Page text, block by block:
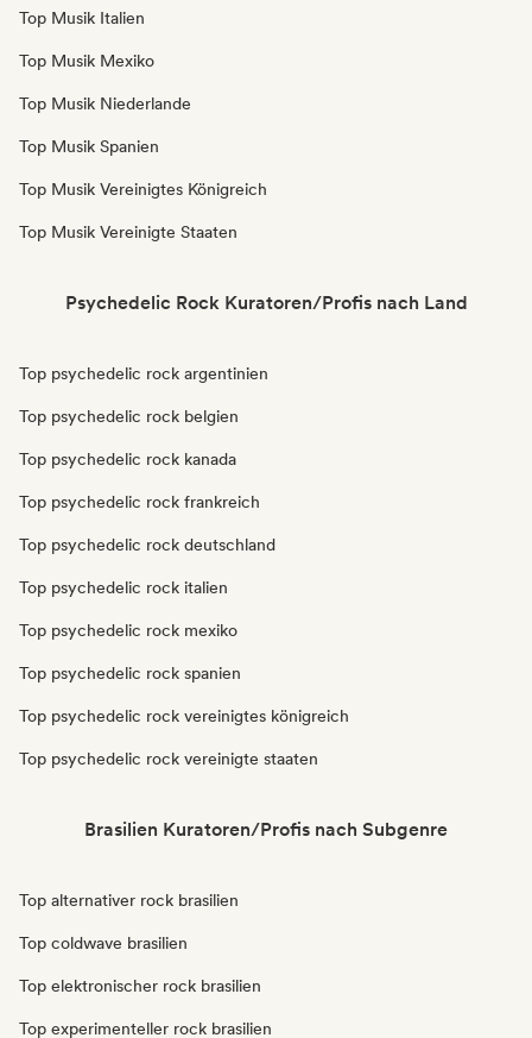
Top Musik Italien
Top Musik Mexiko
Top Musik Niederlande
Top Musik Spanien
Top Musik Vereinigtes Königreich
Top Musik Vereinigte Staaten
Psychedelic Rock Kuratoren/Profis nach Land
Top psychedelic rock argentinien
Top psychedelic rock belgien
Top psychedelic rock kanada
Top psychedelic rock frankreich
Top psychedelic rock deutschland
Top psychedelic rock italien
Top psychedelic rock mexiko
Top psychedelic rock spanien
Top psychedelic rock vereinigtes königreich
Top psychedelic rock vereinigte staaten
Brasilien Kuratoren/Profis nach Subgenre
Top alternativer rock brasilien
Top coldwave brasilien
Top elektronischer rock brasilien
Top experimenteller rock brasilien